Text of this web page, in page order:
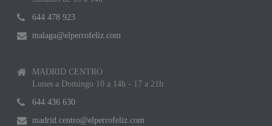
644 478 923
malaga@elperrofeliz.com
MADRID CENTRO
Lunes a Domingo 10 a 14h - 17 a 21h
644 436 630
madrid.centro@elperrofeliz.com